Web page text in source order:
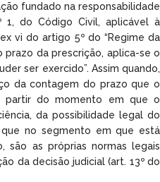
fundado na responsabilidade
do Código Civil, aplicável à
vi do artigo 5º do “Regime da
prazo da prescrição, aplica-se o
ser exercido”. Assim quando,
da contagem do prazo que o
partir do momento em que o
da possibilidade legal do
no segmento em que está
são as próprias normas legais
da decisão judicial (art. 13º do